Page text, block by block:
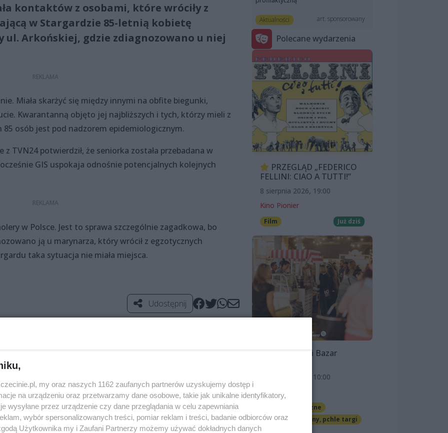
kontaktów z osobami, które wróciły z
w Stargardzie 85-letnią kobietę
ul. Arkońskiej, gdzie zdiagnozowano u niej
Miała skarżyć się między innymi na obfite biegunki,
Kwarantanną objęto jej najbliższych i tych, którzy mieli z
85 osób jest pod nadzorem epidemiologicznym.
TVN24 potwierdził, że seniorka została przebadana w
GIS uspokaja odnośnie potencjalnych kolejnych
w Polsce. Jest to sprawa szczególnie zagadkowa, bo
ją u marynarza, który wrócił z egzotycznych
taka sytuacja nie miała miejsca.
Udostępnij
Aktualności art. sponsorowany
Polecane wydarzenia
PRZEGLĄD „FEDERICO
FELLINI: CIAO A TUTTI!”
8 sierpnia 2026, 19:00
Kino Pionier
Film Już dziś
Szczeciński Bazar
9 sierpnia 2026, 10:00
OFF Marina
Imprezy cykliczne
Jarmarki, festyny, pchle targi
my oraz naszych 1162 zaufanych partnerów uzyskujemy dostęp i
na urządzeniu oraz przetwarzamy dane osobowe, takie jak unikalne identyfikatory,
wysyłane przez urządzenie czy dane przeglądania w celu zapewniania
wybór spersonalizowanych treści, pomiar reklam i treści, badanie odbiorców oraz
Użytkownika my i Zaufani Partnerzy możemy używać dokładnych danych